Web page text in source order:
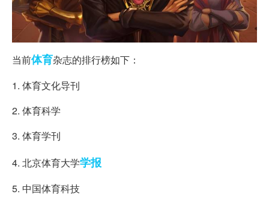
当前体育杂志的排行榜如下：
1. 体育文化导刊
2. 体育科学
3. 体育学刊
4. 北京体育大学学报
5. 中国体育科技